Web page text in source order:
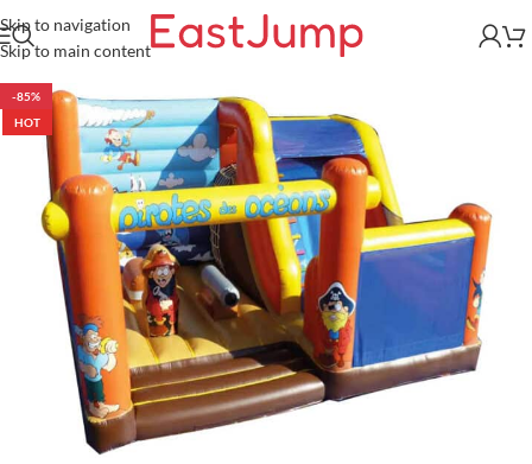
Skip to navigation
Skip to main content
-85%
HOT